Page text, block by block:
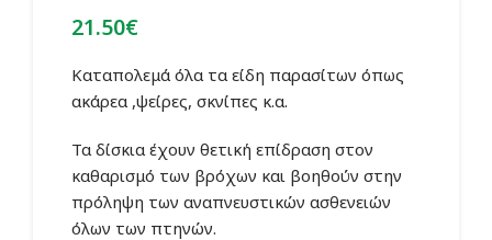
21.50€
Καταπολεμά όλα τα είδη παρασίτων όπως
ακάρεα ,ψείρες, σκνίπες κ.α.
Τα δίσκια έχουν θετική επίδραση στον
καθαρισμό των βρόχων και βοηθούν στην
πρόληψη των αναπνευστικών ασθενειών
όλων των πτηνών.